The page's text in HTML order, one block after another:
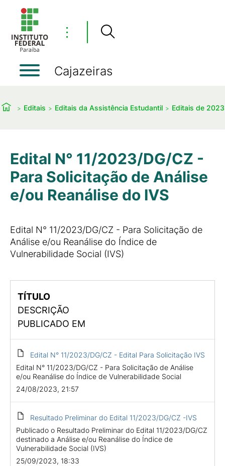
⋮
Cajazeiras
Editais Editais da Assistência Estudantil Editais de 2023
Edital N° 11/2023/DG/CZ -
Para Solicitação de Análise
e/ou Reanálise do IVS
Edital N° 11/2023/DG/CZ - Para Solicitação de
Análise e/ou Reanálise do Índice de
Vulnerabilidade Social (IVS)
TÍTULO
DESCRIÇÃO
PUBLICADO EM
Edital N° 11/2023/DG/CZ - Edital Para Solicitação IVS
Edital N° 11/2023/DG/CZ - Para Solicitação de Análise
e/ou Reanálise do Índice de Vulnerabilidade Social
24/08/2023, 21:57
Resultado Preliminar do Edital 11/2023/DG/CZ -IVS
Publicado o Resultado Preliminar do Edital 11/2023/DG/CZ
destinado a Análise e/ou Reanálise do Índice de
Vulnerabilidade Social (IVS)
25/09/2023, 18:33